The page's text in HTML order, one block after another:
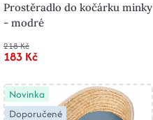
Prostěradlo do kočárku minky
- modré
218 Kč
183 Kč
Novinka
Doporučené